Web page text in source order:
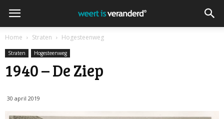
Home Straten Hogesteenweg
Straten Hogesteenweg
1940 – De Ziep
30 april 2019